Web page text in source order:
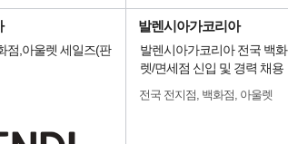
점,아울렛 세일즈(판
발렌시아가코리아
발렌시아가코리아 전국 백
렛/면세점 신입 및 경력 채용
전국 전지점, 백화점, 아울렛